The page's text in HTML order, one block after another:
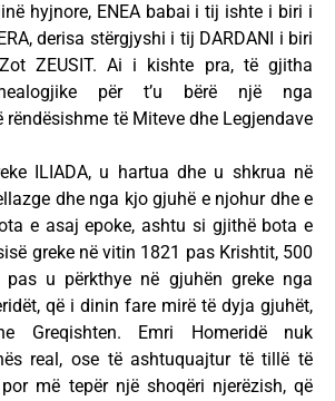
hyjnore, ENEA babai i tij ishte i biri i
derisa stërgjyshi i tij DARDANI i biri
ZEUSIT. Ai i kishte pra, të gjitha
për t’u bërë një nga
rëndësishme të Miteve dhe Legjendave
ILIADA, u hartua dhe u shkrua në
dhe nga kjo gjuhë e njohur dhe e
e asaj epoke, ashtu si gjithë bota e
greke në vitin 1821 pas Krishtit, 500
u përkthye në gjuhën greke nga
që i dinin fare mirë të dyja gjuhët,
Greqishten. Emri Homeridë nuk
real, ose të ashtuquajtur të tillë të
më tepër një shoqëri njerëzish, që